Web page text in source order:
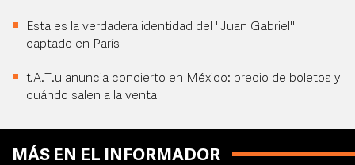
Esta es la verdadera identidad del "Juan Gabriel"
captado en París
t.A.T.u anuncia concierto en México: precio de boletos y
cuándo salen a la venta
MÁS EN EL INFORMADOR